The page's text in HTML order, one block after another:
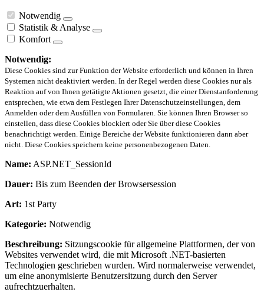
Notwendig
Statistik & Analyse
Komfort
Notwendig:
Diese Cookies sind zur Funktion der Website erforderlich und können in Ihren
Systemen nicht deaktiviert werden. In der Regel werden diese Cookies nur als
Reaktion auf von Ihnen getätigte Aktionen gesetzt, die einer Dienstanforderung
entsprechen, wie etwa dem Festlegen Ihrer Datenschutzeinstellungen, dem
Anmelden oder dem Ausfüllen von Formularen. Sie können Ihren Browser so
einstellen, dass diese Cookies blockiert oder Sie über diese Cookies
benachrichtigt werden. Einige Bereiche der Website funktionieren dann aber
nicht. Diese Cookies speichern keine personenbezogenen Daten.
Name: ASP.NET_SessionId
Dauer: Bis zum Beenden der Browsersession
Art: 1st Party
Kategorie: Notwendig
Beschreibung: Sitzungscookie für allgemeine Plattformen, der von
Websites verwendet wird, die mit Microsoft .NET-basierten
Technologien geschrieben wurden. Wird normalerweise verwendet,
um eine anonymisierte Benutzersitzung durch den Server
aufrechtzuerhalten.